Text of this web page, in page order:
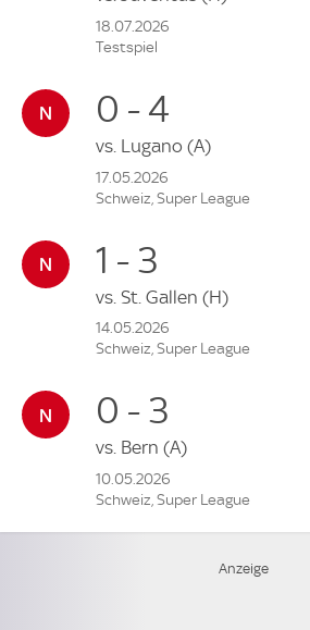
18.07.2026
Testspiel
0 - 4
vs. Lugano (A)
17.05.2026
Schweiz, Super League
1 - 3
vs. St. Gallen (H)
14.05.2026
Schweiz, Super League
0 - 3
vs. Bern (A)
10.05.2026
Schweiz, Super League